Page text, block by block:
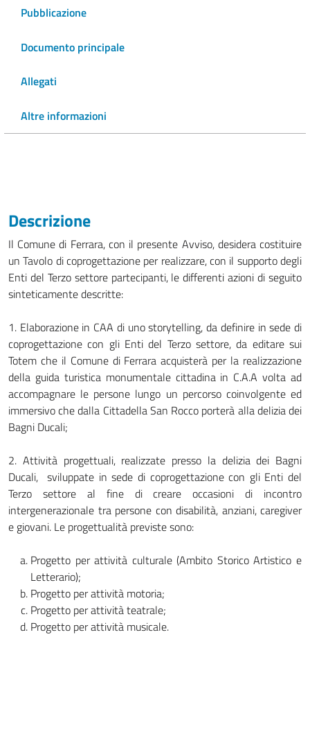
Pubblicazione
Documento principale
Allegati
Altre informazioni
Descrizione
Il Comune di Ferrara, con il presente Avviso, desidera costituire
un Tavolo di coprogettazione per realizzare, con il supporto degli
Enti del Terzo settore partecipanti, le differenti azioni di seguito
sinteticamente descritte:
1. Elaborazione in CAA di uno storytelling, da definire in sede di
coprogettazione con gli Enti del Terzo settore, da editare sui
Totem che il Comune di Ferrara acquisterà per la realizzazione
della guida turistica monumentale cittadina in C.A.A volta ad
accompagnare le persone lungo un percorso coinvolgente ed
immersivo che dalla Cittadella San Rocco porterà alla delizia dei
Bagni Ducali;
2. Attività progettuali, realizzate presso la delizia dei Bagni
Ducali, sviluppate in sede di coprogettazione con gli Enti del
Terzo settore al fine di creare occasioni di incontro
intergenerazionale tra persone con disabilità, anziani, caregiver
e giovani. Le progettualità previste sono:
Progetto per attività culturale (Ambito Storico Artistico e
Letterario);
Progetto per attività motoria;
Progetto per attività teatrale;
Progetto per attività musicale.